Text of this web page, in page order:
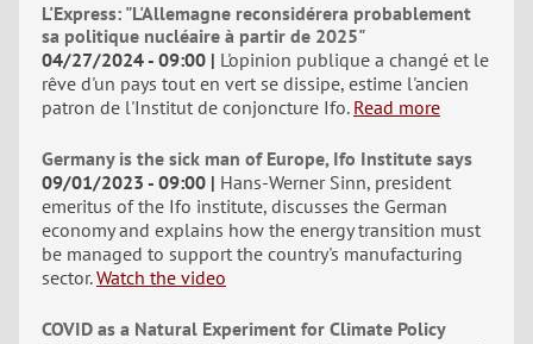
L'Express: "L'Allemagne reconsidérera probablement
sa politique nucléaire à partir de 2025"
04/27/2024 - 09:00
L'opinion publique a changé et le
rêve d'un pays tout en vert se dissipe, estime l'ancien
patron de l'Institut de conjoncture Ifo. Read more
Germany is the sick man of Europe, Ifo Institute says
09/01/2023 - 09:00
Hans-Werner Sinn, president
emeritus of the Ifo institute, discusses the German
economy and explains how the energy transition must
be managed to support the country's manufacturing
sector. Watch the video
COVID as a Natural Experiment for Climate Policy